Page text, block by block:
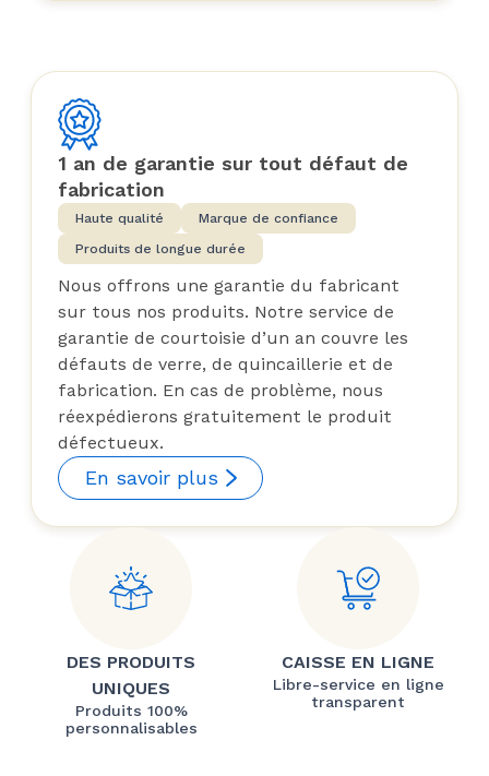
1 an de garantie sur tout défaut de
fabrication
Haute qualité
Marque de confiance
Produits de longue durée
Nous offrons une garantie du fabricant
sur tous nos produits. Notre service de
garantie de courtoisie d’un an couvre les
défauts de verre, de quincaillerie et de
fabrication. En cas de problème, nous
réexpédierons gratuitement le produit
défectueux.
En savoir plus
DES PRODUITS
UNIQUES
Produits 100%
personnalisables
CAISSE EN LIGNE
Libre-service en ligne
transparent